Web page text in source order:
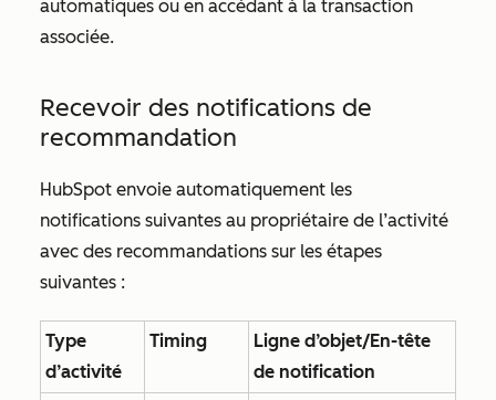
automatiques ou en accédant à la transaction
associée.
Recevoir des notifications de
recommandation
HubSpot envoie automatiquement les
notifications suivantes au propriétaire de l’activité
avec des recommandations sur les étapes
suivantes :
Type
d’activité
Timing
Ligne d’objet/En-tête
de notification